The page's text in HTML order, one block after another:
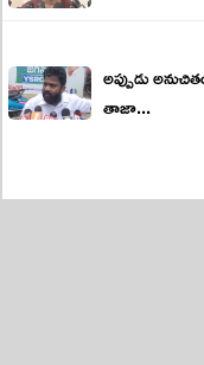
అప్పుడు
తాజా...